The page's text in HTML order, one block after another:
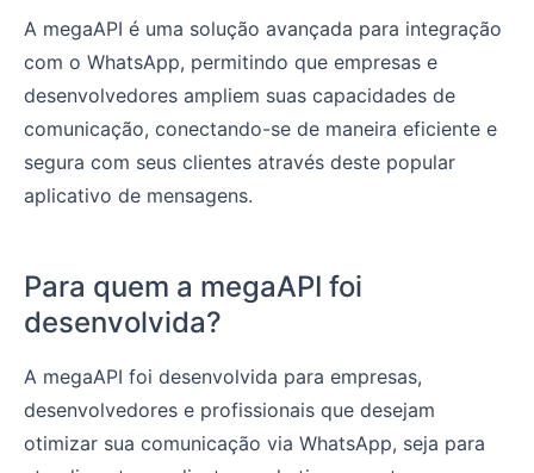
A megaAPI é uma solução avançada para integração
com o WhatsApp, permitindo que empresas e
desenvolvedores ampliem suas capacidades de
comunicação, conectando-se de maneira eficiente e
segura com seus clientes através deste popular
aplicativo de mensagens.
Para quem a megaAPI foi
desenvolvida?
A megaAPI foi desenvolvida para empresas,
desenvolvedores e profissionais que desejam
otimizar sua comunicação via WhatsApp, seja para